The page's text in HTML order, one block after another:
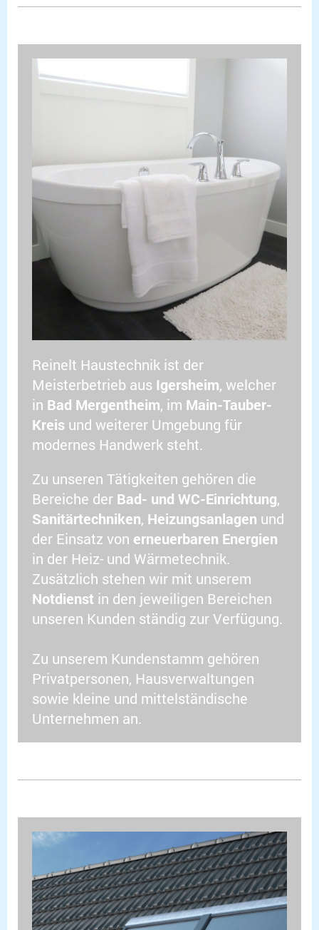
Reinelt Haustechnik ist der
Meisterbetrieb aus Igersheim, welcher
in Bad Mergentheim, im Main-Tauber-
Kreis und weiterer Umgebung für
modernes Handwerk steht.
Zu unseren Tätigkeiten gehören die
Bereiche der Bad- und WC-Einrichtung,
Sanitärtechniken, Heizungsanlagen und
der Einsatz von erneuerbaren Energien
in der Heiz- und Wärmetechnik.
Zusätzlich stehen wir mit unserem
Notdienst in den jeweiligen Bereichen
unseren Kunden ständig zur Verfügung.
Zu unserem Kundenstamm gehören
Privatpersonen, Hausverwaltungen
sowie kleine und mittelständische
Unternehmen an.